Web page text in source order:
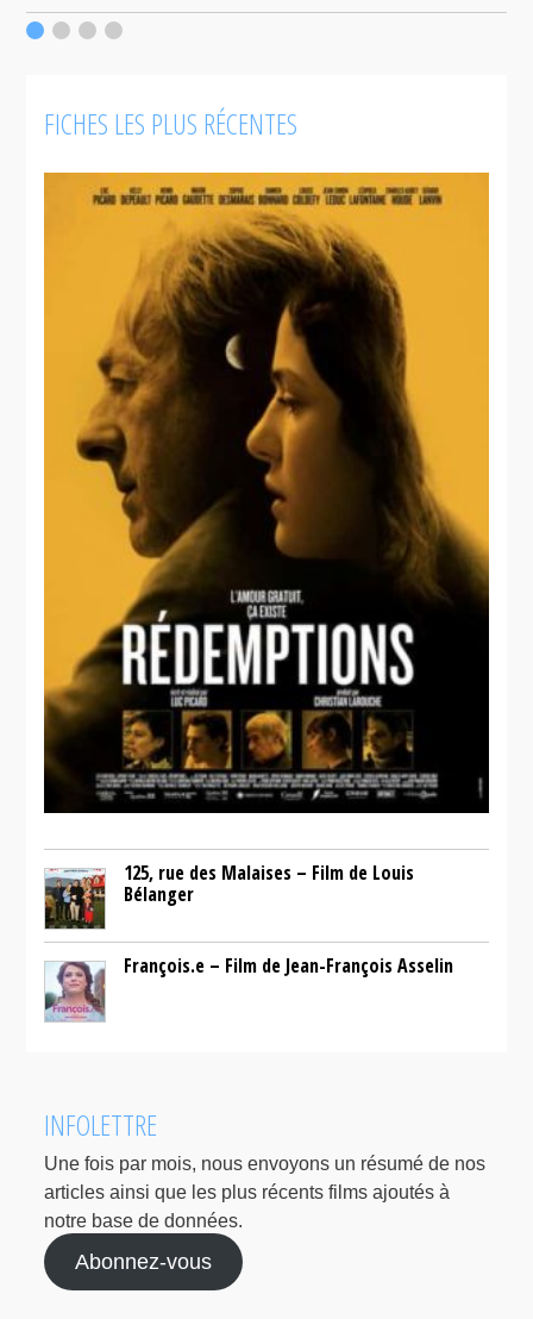
FICHES LES PLUS RÉCENTES
125, rue des Malaises – Film de Louis
Bélanger
François.e – Film de Jean-François Asselin
INFOLETTRE
Une fois par mois, nous envoyons un résumé de nos
articles ainsi que les plus récents films ajoutés à
notre base de données.
Abonnez-vous